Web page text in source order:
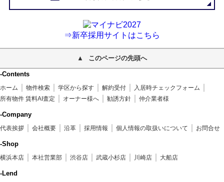
⇒新卒採用サイトはこちら
このページの先頭へ
-Contents
ホーム 物件検索 学区から探す 解約受付
入居時チェックフォーム
所有物件 賃料AI査定
オーナー様へ 勧誘方針 仲介業者様
-Company
代表挨拶 会社概要 沿革 採用情報 個人情報の取扱いについて お問合せ
-Shop
横浜本店 本社営業部 渋谷店 武蔵小杉店 川崎店 大船店
-Lend